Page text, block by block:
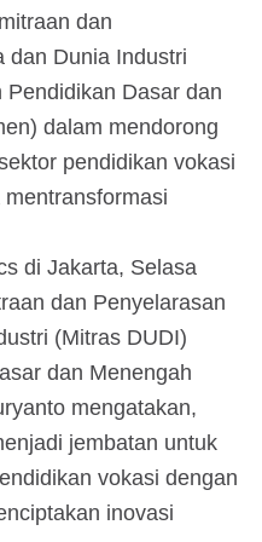
dan
dan Dunia Industri
Dasar dan
dalam mendorong
pendidikan vokasi
di Jakarta, Selasa
dan Penyelarasan
(Mitras DUDI)
dan Menengah
mengatakan,
jembatan untuk
vokasi dengan
inovasi